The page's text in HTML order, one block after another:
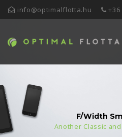
info@optimalflotta.hu +36
F/Width
Another Classic